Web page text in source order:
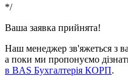
*/
Ваша заявка прийнята!
Наш менеджер зв'яжеться з
а поки ми пропонуємо
в BAS Бухгалтерія КОРП.